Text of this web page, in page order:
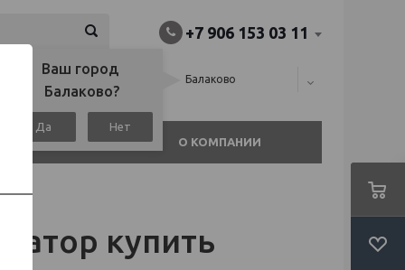
или
+7 906 153 03 11
Ваш город
Балаково?
Да Нет
Балаково
О КОМПАНИИ
купить